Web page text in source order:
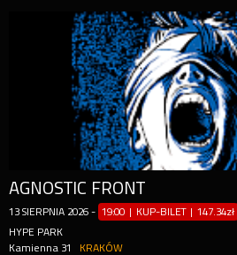
AGNOSTIC FRONT
13 SIERPNIA 2026 - 19:00 | KUP-BILET |147.34zł
HYPE PARK
Kamienna 31
KRAKÓW